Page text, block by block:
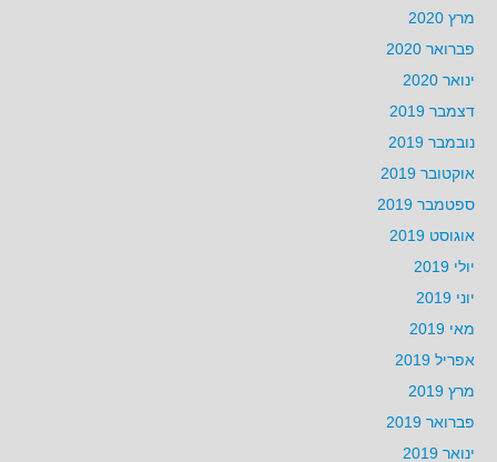
מרץ 2020
פברואר 2020
ינואר 2020
דצמבר 2019
נובמבר 2019
אוקטובר 2019
ספטמבר 2019
אוגוסט 2019
יולי 2019
יוני 2019
מאי 2019
אפריל 2019
מרץ 2019
פברואר 2019
ינואר 2019